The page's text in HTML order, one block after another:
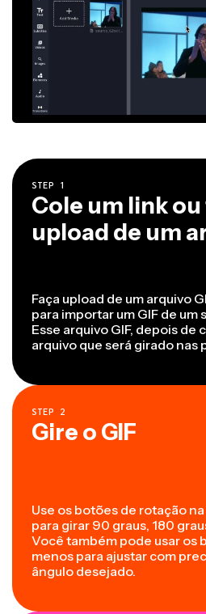
STEP 1
Cole um link ou
upload de um
Faça upload de um arquivo
para importar um GIF de um
Esse arquivo GIF, depois de
arquivo que será girado nas
STEP 2
Gire o GIF
Use os botões de rotação
para girar 90 graus, 180
Você também pode usar os
menos para ajustar com
ângulo desejado.